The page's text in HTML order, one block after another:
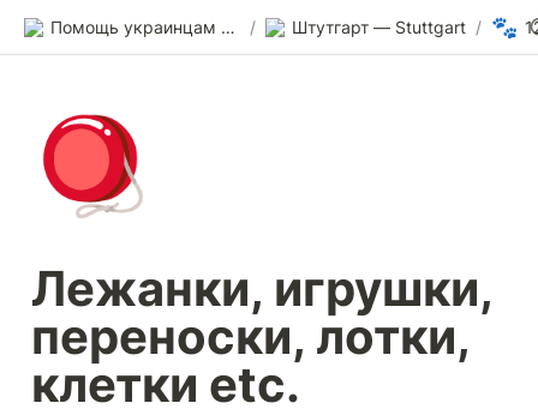
Помощь украинцам в Германии / Штутгарт — Stuttgart / 🐾
🪀
Лежанки, игрушки,
переноски, лотки,
клетки etc.